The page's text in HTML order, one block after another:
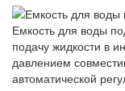
Емкость для воды
подачу жидкости в
давлением
автоматической